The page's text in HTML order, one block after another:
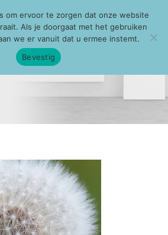
om ervoor te zorgen dat onze website
Als je doorgaat met het gebruiken
we er vanuit dat u ermee instemt.
Bevestig